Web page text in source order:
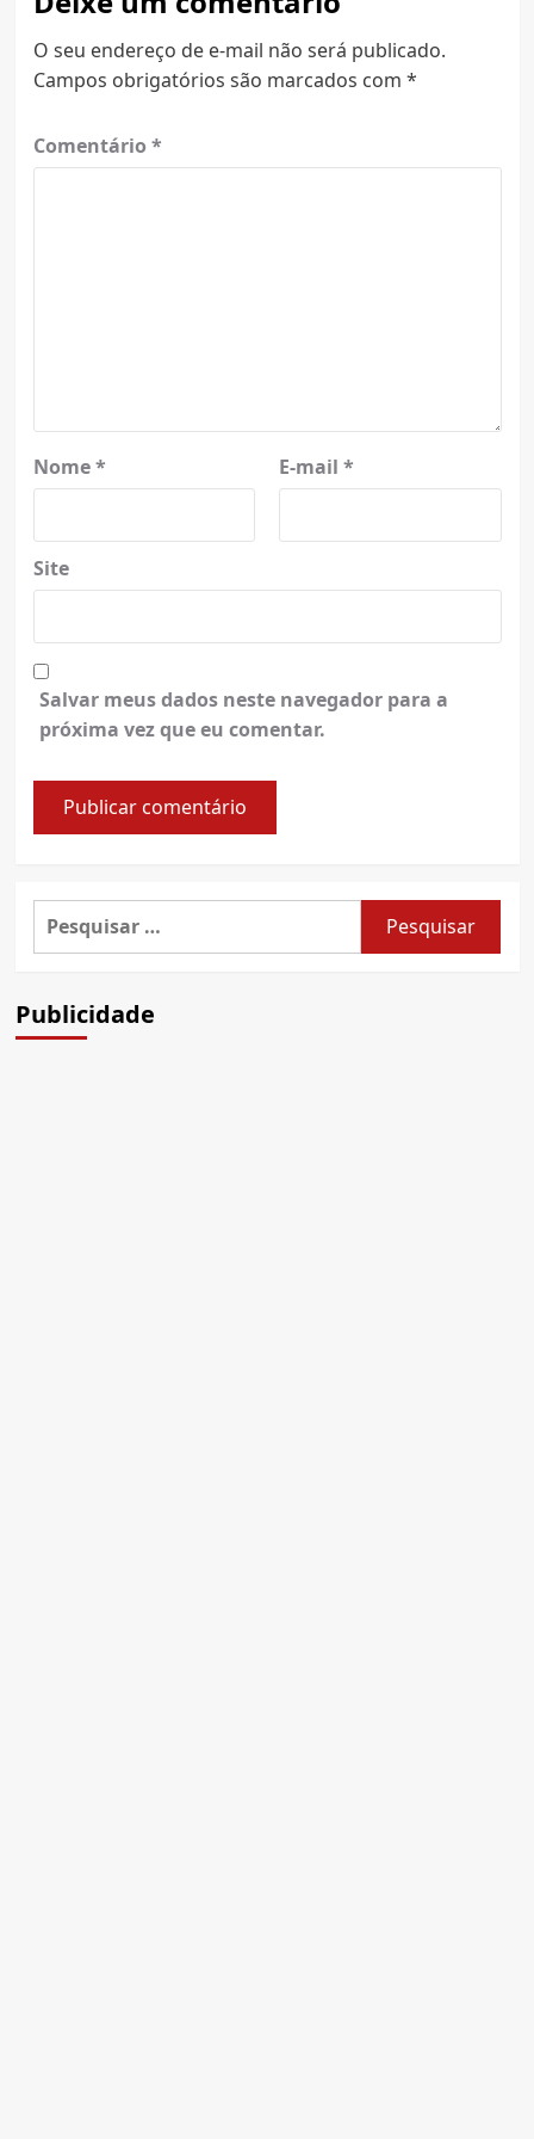
O seu endereço de e-mail não será publicado.
Campos obrigatórios são marcados com *
Comentário *
Nome* E-mail *
Site
Salvar meus dados neste navegador para a
próxima vez que eu comentar.
Pesquisar
Publicidade